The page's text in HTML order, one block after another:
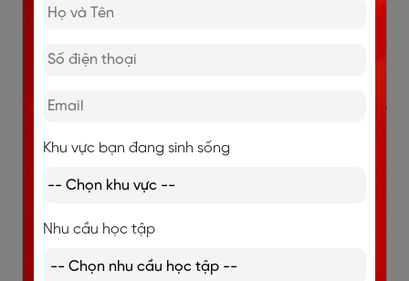
Hạn chế:
nền tảng chưa vững.
Xuất bản từ 2012, một số chủ đề không còn cập
Lượng kiến thức dày, yêu cầu sự kiên trì và kỷ luật
Mục lục chưa trực quan, chỉ liệt kê Unit và số
trang, khó tra cứu nhanh.
Khu vực bạn đang sinh sống
Nhu cầu học tập